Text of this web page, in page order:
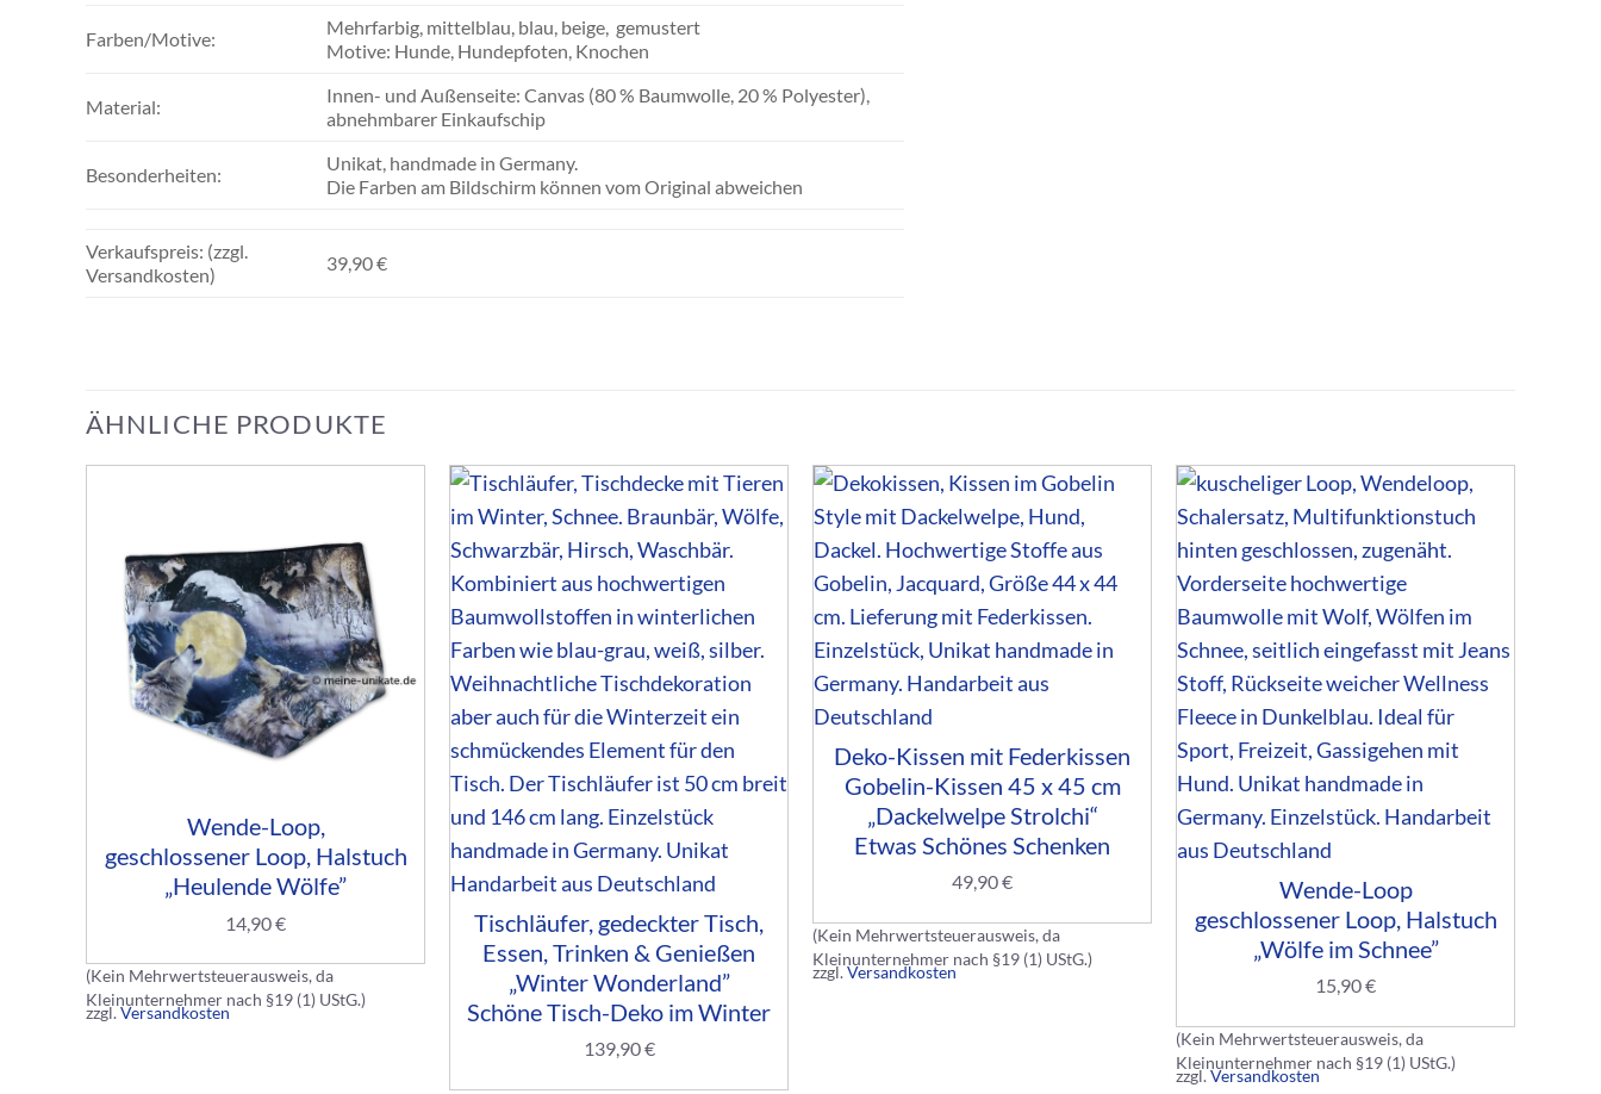
Farben/Motive:
Mehrfarbig, mittelblau, blau, beige, gemustert
Motive: Hunde, Hundepfoten, Knochen
Material:
Innen- und Außenseite: Canvas (80 % Baumwolle, 20 % Polyester),
abnehmbarer Einkaufschip
Besonderheiten:
Unikat, handmade in Germany.
Die Farben am Bildschirm können vom Original abweichen
Verkaufspreis: (zzgl.
Versandkosten)
39,90 €
ÄHNLICHE PRODUKTE
Wende-Loop,
geschlossener Loop, Halstuch
„Heulende Wölfe”
14,90€
(Kein Mehrwertsteuerausweis, da
Kleinunternehmer nach §19 (1) UStG.)
zzgl.Versandkosten
Tischläufer, gedeckter Tisch,
Essen, Trinken & Genießen
„Winter Wonderland”
Schöne Tisch-Deko im Winter
139,90€
Deko-Kissen mit Federkissen
Gobelin-Kissen 45 x 45 cm
„Dackelwelpe Strolchi“
Etwas Schönes Schenken
49,90€
(Kein Mehrwertsteuerausweis, da
Kleinunternehmer nach §19 (1) UStG.)
zzgl.Versandkosten
Wende-Loop
geschlossener Loop, Halstuch
„Wölfe im Schnee”
15,90€
(Kein Mehrwertsteuerausweis, da
Kleinunternehmer nach §19 (1) UStG.)
zzgl.Versandkosten